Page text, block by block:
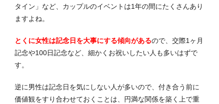
タイン」など、カップルのイベントは1年の間にたくさんあり
ますよね。
とくに女性は記念日を大事にする傾向があるので、交際1ヶ月
記念や100日記念など、細かくお祝いしたい人も多いはずで
す。
逆に男性は記念日を気にしない人が多いので、付き合う前に
価値観をすり合わせておくことは、円満な関係を築く上で重